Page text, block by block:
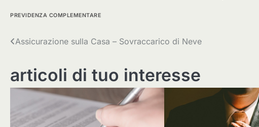
PREVIDENZA COMPLEMENTARE
Navigazione
Assicurazione sulla Casa – Sovraccarico di Neve
articoli di tuo interesse